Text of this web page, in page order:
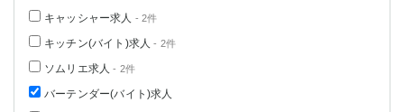
キャッシャー求人 - 2件
キッチン(バイト)求人 - 2件
ソムリエ求人 - 2件
バーテンダー(バイト)求人